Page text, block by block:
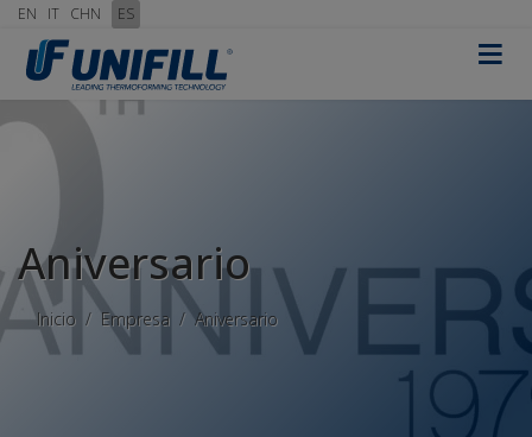
EN IT CHN ES
≡
Aniversario
Inicio Empresa Aniversario